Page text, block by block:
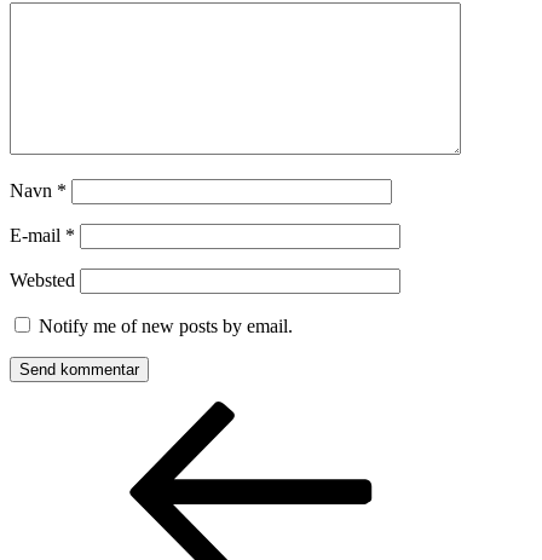
Navn *
E-mail *
Websted
Notify me of new posts by email.
Indlægsnavigation